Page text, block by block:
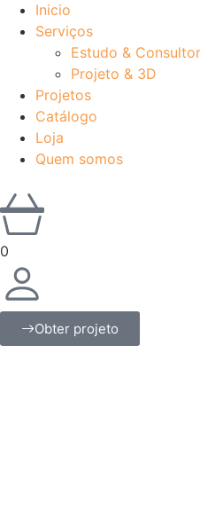
Inicio
Serviços
Estudo &
Projeto & 3D
Projetos
Catálogo
Loja
Quem somos
0
Obter projeto